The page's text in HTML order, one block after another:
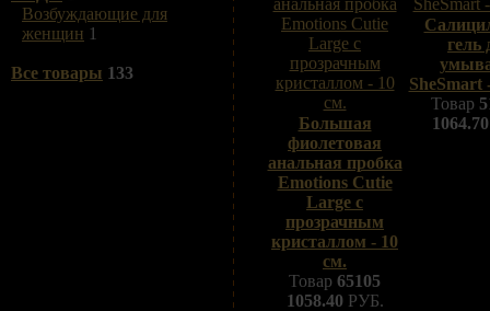
Возбуждающие для
женщин 1
Все товары 133
Большая
фиолетовая
анальная пробка
Emotions Cutie
Large с
прозрачным
кристаллом - 10
см.
Товар 65105
1058.40РУБ.
гель
SheSmart
Товар
1064.70